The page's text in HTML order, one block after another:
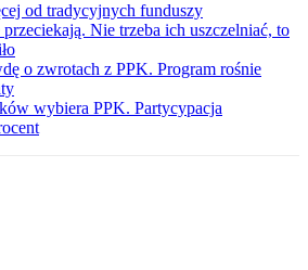
od tradycyjnych funduszy
Nie trzeba ich uszczelniać, to
o zwrotach z PPK. Program rośnie
wybiera PPK. Partycypacja